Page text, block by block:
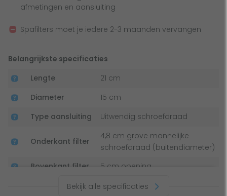
Darrly filter SC737
Pleatco filter PWW100-ST
Filbur filter FC-0360
Tip:
Ook voor andere merken en typen is deze spafilter
geschikt, als de oude en nieuwe filter maar dezelfde
afmetingen en aansluiting
Spafilters moet je iedere 2-3 maanden vervangen
Belangrijkste specificaties
Lengte
21 cm
Diameter
15 cm
Type aansluiting
Uitwendig schroefdraad
Onderkant filter
4,8 cm grove mannelijke
schroefdraad (buitendiameter)
Bovenkant filter
5 cm opening
AntibacterieelBekijk alle specificaties